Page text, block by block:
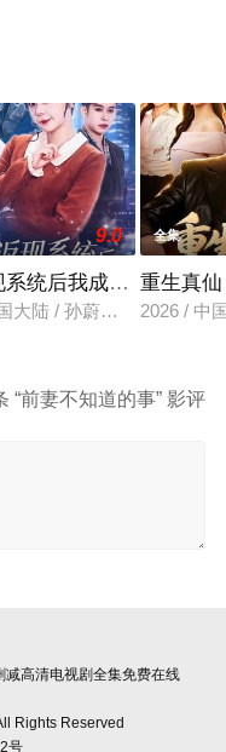
9.0
系统后我成了万人迷
大陆 / 孙蔚琳＆魏胜奇
全集
重生真
2026 / 中
“前妻不知道的事” 影评
高清电视剧全集免费在线
Rights Reserved
号